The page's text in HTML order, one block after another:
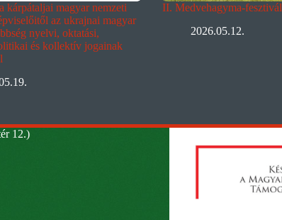
kárpátaljai magyar nemzeti
az ukrajnai magyar
nyelvi, oktatási,
és kollektív jogainak
II. Medvehagyma-fesztivál
2026.05.12.
12.)